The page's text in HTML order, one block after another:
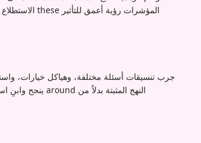
جرب تنسيقات أسئلة مختلفة، وهياكل خيارات،